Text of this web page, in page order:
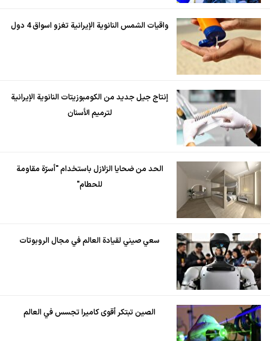
واقيات الشمس النانوية الإيرانية تغزو اسواق 4 دول
إنتاج جيل جديد من الكومبوزيتات النانوية الإيرانية
لترميم الأسنان
الحد من ضحايا الزلازل باستخدام "أسرّة مقاومة
للحطام"
سعي صيني لقيادة العالم في مجال الروبوتات
الصين تبتكر أقوى كاميرا تجسس في العالم